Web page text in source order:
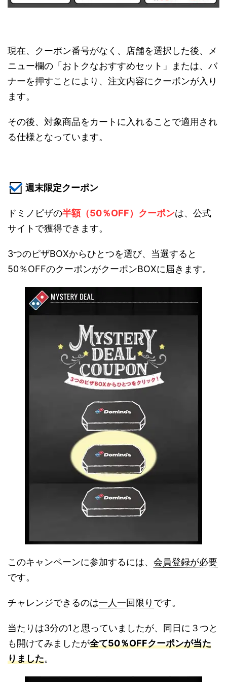
現在、クーポン番号がなく、店舗を選択した後、メ
ニュー欄の「おトクなおすすめセット」または、バ
ナーを押すことにより、注文内容にクーポンが入り
ます。
その後、対象商品をカートに入れることで適用され
る仕様となっています。
週末限定クーポン
ドミノピザの半額（50％OFF）クーポンは、公式
サイトで獲得できます。
3つのピザBOXからひとつを選び、当選すると
50％OFFのクーポンがクーポンBOXに届きます。
このキャンペーンに参加するには、 会員登録が必要
です。
チャレンジできるのは一人一回限り です。
当たりは3分の1と思っていましたが、同日に３つと
も開けてみましたが全て50％OFFクーポンが当た
りました。